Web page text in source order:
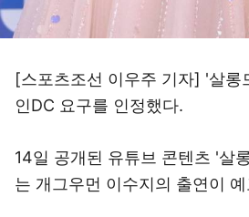
[스포츠조선 이우주 기자] '살롱
인DC 요구를 인정했다.
14일 공개된 유튜브 콘텐츠 '살
는 개그우먼 이수지의 출연이